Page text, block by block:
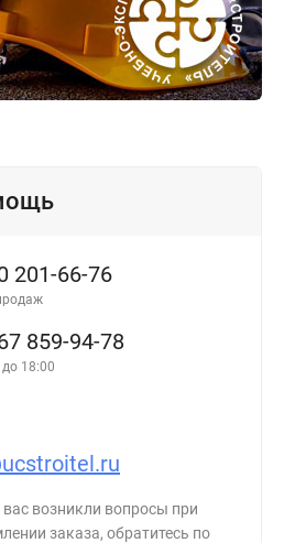
201-66-76
859-94-78
18:00
вас возникли вопросы при
заказа, обратитесь по